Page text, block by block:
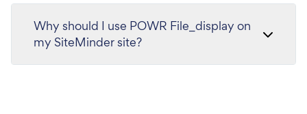
Why should I use POWR File_display on
my SiteMinder site?